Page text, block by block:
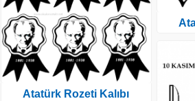
Atatürk Rozeti Kalıbı